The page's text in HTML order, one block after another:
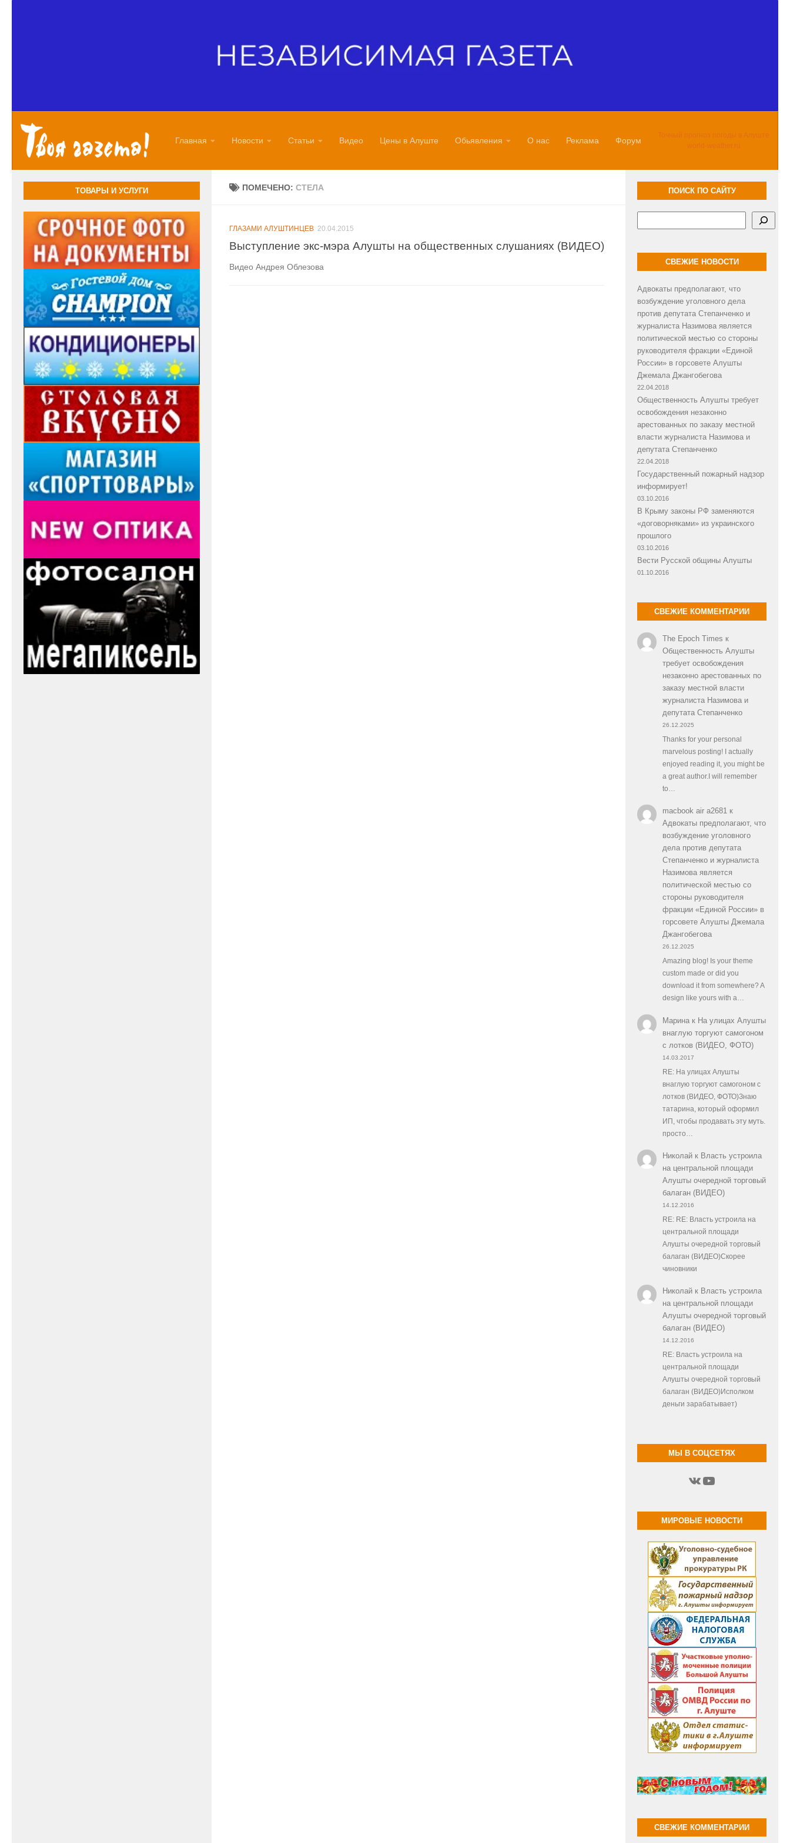
Главная Новости Статьи Видео Цены в Алуште Обьявления О нас Реклама Форум
Точный прогноз погоды в Алуште
world-weather.ru
ПОМЕЧЕНО:СТЕЛА
ГЛАЗАМИ АЛУШТИНЦЕВ 20.04.2015
Выступление экс-мэра Алушты на общественных слушаниях (ВИДЕО)
Видео Андрея Облезова
ТОВАРЫ И УСЛУГИ ПОИСК ПО САЙТУ
СВЕЖИЕ НОВОСТИ
Адвокаты предполагают, что
возбуждение уголовного дела
против депутата Степанченко и
журналиста Назимова является
политической местью со стороны
руководителя фракции «Единой
России» в горсовете Алушты
Джемала Джангобегова
22.04.2018
Общественность Алушты требует
освобождения незаконно
арестованных по заказу местной
власти журналиста Назимова и
депутата Степанченко
22.04.2018
Государственный пожарный надзор
информирует!
03.10.2016
В Крыму законы РФ заменяются
«договорняками» из украинского
прошлого
03.10.2016
Вести Русской общины Алушты
01.10.2016
СВЕЖИЕ КОММЕНТАРИИ
The Epoch Times к
Общественность Алушты
требует освобождения
незаконно арестованных по
заказу местной власти
журналиста Назимова и
депутата Степанченко
26.12.2025
Thanks for your personal
marvelous posting! I actually
enjoyed reading it, you might be
a great author.I will remember
to…
macbook air a2681к
Адвокаты предполагают, что
возбуждение уголовного
дела против депутата
Степанченко и журналиста
Назимова является
политической местью со
стороны руководителя
фракции «Единой России» в
горсовете Алушты Джемала
Джангобегова
26.12.2025
Amazing blog! Is your theme
custom made or did you
download it from somewhere? A
design like yours with a…
Маринак На улицах Алушты
внаглую торгуют самогоном
с лотков (ВИДЕО, ФОТО)
14.03.2017
RE: На улицах Алушты
внаглую торгуют самогоном с
лотков (ВИДЕО, ФОТО)Знаю
татарина, который оформил
ИП, чтобы продавать эту муть.
просто…
Николайк Власть устроила
на центральной площади
Алушты очередной торговый
балаган (ВИДЕО)
14.12.2016
RE: RE: Власть устроила на
центральной площади
Алушты очередной торговый
балаган (ВИДЕО)Скорее
чиновники
Николайк Власть устроила
на центральной площади
Алушты очередной торговый
балаган (ВИДЕО)
14.12.2016
RE: Власть устроила на
центральной площади
Алушты очередной торговый
балаган (ВИДЕО)Исполком
деньги зарабатывает)
МЫ В СОЦСЕТЯХ
ВКонтакте
YouTube
МИРОВЫЕ НОВОСТИ
СВЕЖИЕ КОММЕНТАРИИ